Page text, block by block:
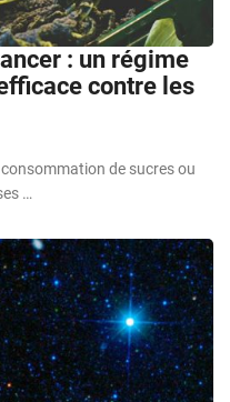
: un régime
contre les
de sucres ou
…